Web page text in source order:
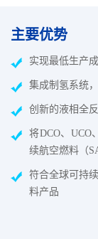
主要优势
实现最低生产
集成制氢系统
创新的液相全
将DCO、UCO
续航空燃料（
符合全球可持
料产品